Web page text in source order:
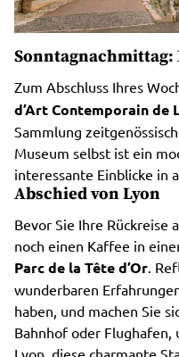
Sonntagnachmittag:
Zum Abschluss Ihres
d’Art Contemporain de
Sammlung
Museum selbst ist ein
interessante Einblicke in
Abschied von Lyon
Bevor Sie Ihre
noch einen Kaffee in
Parc de la Tête d’Or.
wunderbaren
haben, und machen Sie
Bahnhof oder Flughafen,